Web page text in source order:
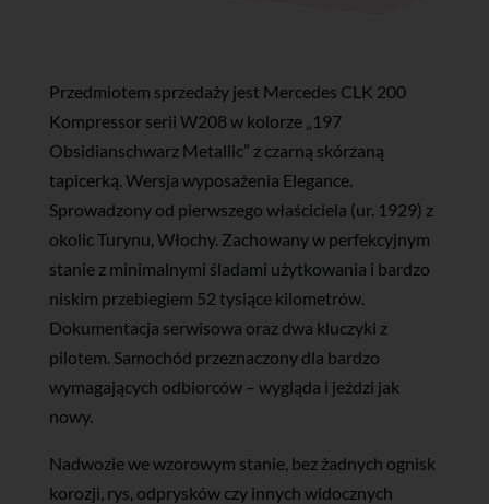
Przedmiotem sprzedaży jest Mercedes CLK 200
Kompressor serii W208 w kolorze „197
Obsidianschwarz Metallic” z czarną skórzaną
tapicerką. Wersja wyposażenia Elegance.
Sprowadzony od pierwszego właściciela (ur. 1929) z
okolic Turynu, Włochy. Zachowany w perfekcyjnym
stanie z minimalnymi śladami użytkowania i bardzo
niskim przebiegiem 52 tysiące kilometrów.
Dokumentacja serwisowa oraz dwa kluczyki z
pilotem. Samochód przeznaczony dla bardzo
wymagających odbiorców – wygląda i jeździ jak
nowy.
Nadwozie we wzorowym stanie, bez żadnych ognisk
korozji, rys, odprysków czy innych widocznych